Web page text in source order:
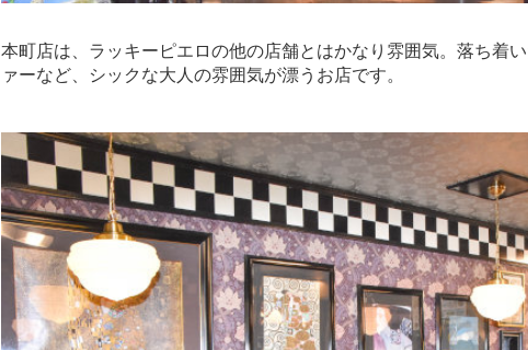
本町店は、ラッキーピエロの他の店舗とはかなり雰囲気。落ち着
ァーなど、シックな大人の雰囲気が漂うお店です。